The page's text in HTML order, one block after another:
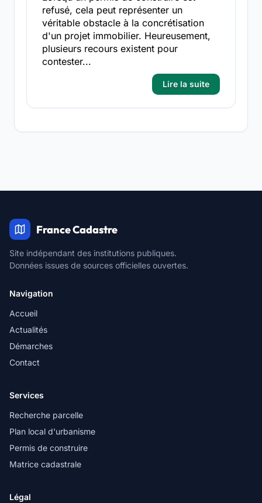
refusé, cela peut représenter un
véritable obstacle à la concrétisation
d'un projet immobilier. Heureusement,
plusieurs recours existent pour
contester...
Lire la suite
France Cadastre
Site indépendant des institutions publiques.
Données issues de sources officielles ouvertes.
Navigation
Accueil
Actualités
Démarches
Contact
Services
Recherche parcelle
Plan local d'urbanisme
Permis de construire
Matrice cadastrale
Légal